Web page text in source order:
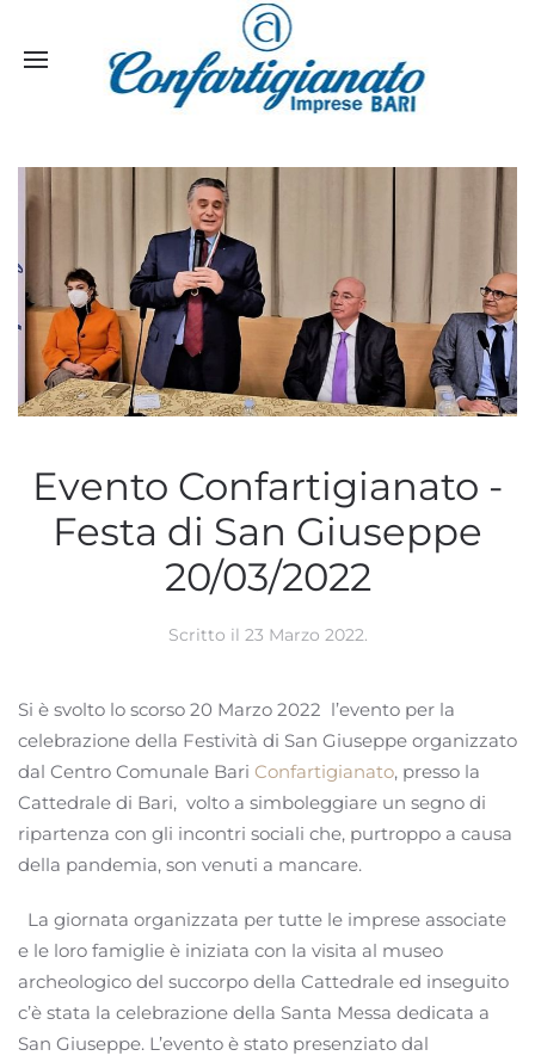
Evento Confartigianato -
Festa di San Giuseppe
20/03/2022
Scritto il 23 Marzo 2022.
Si è svolto lo scorso 20 Marzo 2022 l’evento per la
celebrazione della Festività di San Giuseppe organizzato
dal Centro Comunale Bari Confartigianato, presso la
Cattedrale di Bari, volto a simboleggiare un segno di
ripartenza con gli incontri sociali che, purtroppo a causa
della pandemia, son venuti a mancare.
La giornata organizzata per tutte le imprese associate
e le loro famiglie è iniziata con la visita al museo
archeologico del succorpo della Cattedrale ed inseguito
c’è stata la celebrazione della Santa Messa dedicata a
San Giuseppe. L’evento è stato presenziato dal